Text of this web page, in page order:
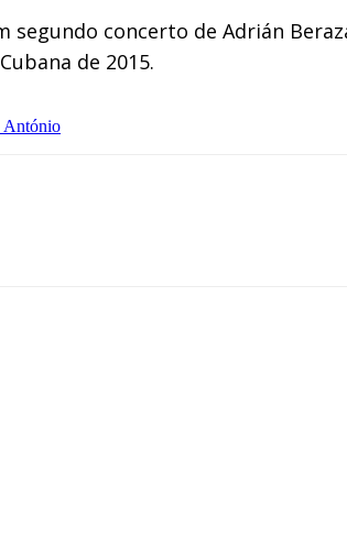
concerto de Adrián
de 2015.
António